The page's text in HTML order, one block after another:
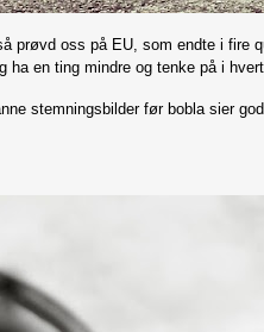
prøvd oss på EU, som endte i fire
ha en ting mindre og tenke på i
stemningsbilder før bobla sier